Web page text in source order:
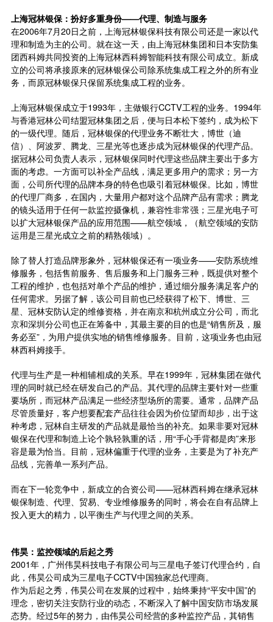
上海冠林银保：扮好多重身份——代理、制造与服务
在2006年7月20日之前，上海冠林银保科技有限公司还是一家以代
理和制造为主的公司。就在这一天，由上海冠林集团和日本安防集
团西科姆共同投资的上海冠林西科姆智能科技有限公司成立。新成
立的公司将承接原来的冠林银保公司除系统集成工程之外的所有业
务，而原冠林银保只保留系统集成工程的业务。
上海冠林银保成立于1993年，主做银行CCTV工程的业务。1994年
与香港冠林公司结盟冠林集团之后，便与日本松下签约，成为松下
的一级代理。随后，冠林银保的代理业务不断壮大，博世（迪
信）、阿波罗、腾龙、三星光等也逐步成为冠林银保的代理产品。
据冠林公司负责人表示，冠林银保同时代理这些品牌主要出于多方
面的考虑。一方面可以补全产品线，满足更多用户的需求；另一方
面，公司所代理的品牌本身的特色也吸引着冠林银保。比如，博世
的代理厂商多，在国内，大量用户都对这个品牌产品有需求；腾龙
的镜头适用于任何一款监控摄像机，兼容性非常强；三星光电子可
以扩大冠林银保产品的应用范围——航空领域，（航空领域的安防
运用是三星光成立之前的精熟领域）。
除了替人打造品牌形象外，冠林银保还有一项业务——安防系统维
修服务，包括售前服务、售后服务和上门服务三种，既提供对整个
工程的维护，也包括对单个产品的维护，通过细分服务满足客户的
任何需求。另据了解，该公司目前也已经获得了松下、博世、三
星、冠林安防认定的维修资格，并在南京和杭州成立分公司，而北
京和深圳分公司也正在筹备中，其最主要的目的也是“销售所及，服
务必至”，为用户提供实地的销售维修服务。目前，这项业务也由冠
林西科姆接手。
代理与生产是一种相辅相成的关系。早在1999年，冠林集团在做代
理的同时就已经在研发自己的产品。其代理的品牌主要针对一些重
要场所，而冠林产品满足一些经济型场所的需要。通常，品牌产品
尽管质量好，客户想要配套产品往往会因为价位望而却步，出于这
种考虑，冠林自主研发的产品就是最恰当的补充。如果非要对冠林
银保在代理和制造上论个孰轻孰重的话，用“手心手背都是肉”来形
容是最为恰当。目前，冠林偏重于代理的业务，主要是为了补充产
品线，完善单一系列产品。
而在下一轮竞争中，新成立的合资公司——冠林西科姆在继承冠林
银保制造、代理、贸易、专业维修服务的同时，将会在自有品牌上
投入更大的精力，以平衡生产与代理之间的关系。
伟昊：监控领域的后起之秀
2001年，广州伟昊科技电子有限公司与三星电子签订代理合约，自
此，伟昊公司成为三星电子CCTV中国独家总代理商。
作为后起之秀，伟昊公司在发展的过程中，始终秉持“平安中国”的
理念，密切关注安防行业的动态，不断深入了解中国安防市场发展
态势。经过5年的努力，由伟昊公司经营的多种监控产品，其销售